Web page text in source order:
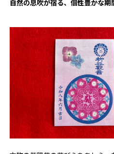
自然の息吹が宿る、個性豊かな期